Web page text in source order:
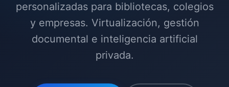
personalizadas para bibliotecas, colegios
y empresas. Virtualización, gestión
documental e inteligencia artificial
privada.